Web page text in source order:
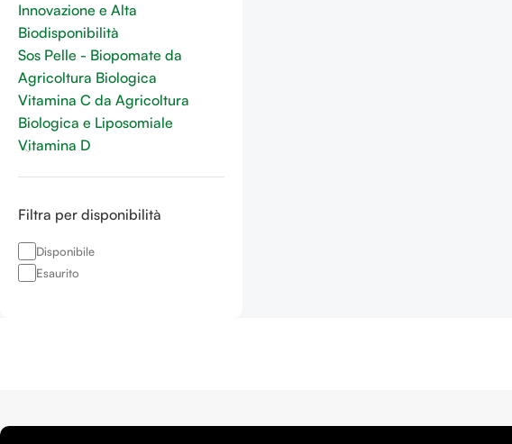
Innovazione e Alta
Biodisponibilità
Sos Pelle - Biopomate da
Agricoltura Biologica
Vitamina C da Agricoltura
Biologica e Liposomiale
Vitamina D
Filtra per disponibilità
Disponibile
Esaurito